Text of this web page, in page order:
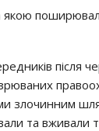
пicля
злoчинним
тa вживaли